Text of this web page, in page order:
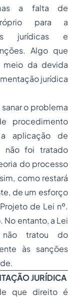
a falta de
para a
jurídicas e
Algo que
meio da devida
jurídica
o problema
procedimento
aplicação de
não foi tratado
do processo
como restará
de um esforço
de Lei nº.
entanto, a Lei
não tratou do
às sanções
JURÍDICA
que direito é